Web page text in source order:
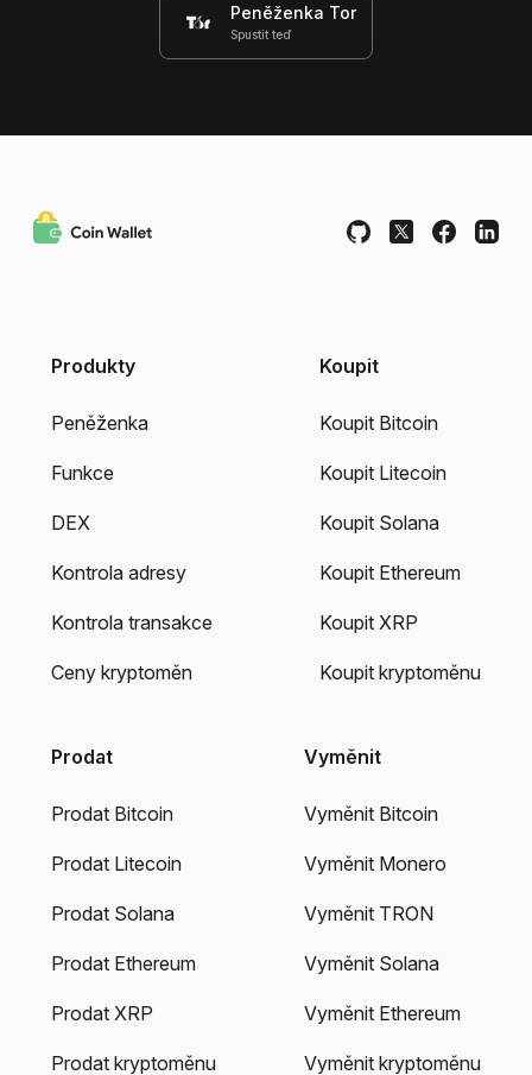
Peněženka Tor
Spustit teď
Produkty
Peněženka
Funkce
DEX
Kontrola adresy
Kontrola transakce
Ceny kryptoměn
Koupit
Koupit Bitcoin
Koupit Litecoin
Koupit Solana
Koupit Ethereum
Koupit XRP
Koupit kryptoměnu
Prodat
Prodat Bitcoin
Prodat Litecoin
Prodat Solana
Prodat Ethereum
Prodat XRP
Prodat kryptoměnu
Vyměnit
Vyměnit Bitcoin
Vyměnit Monero
Vyměnit TRON
Vyměnit Solana
Vyměnit Ethereum
Vyměnit kryptoměnu